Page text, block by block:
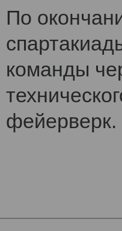
По
команды
фейерверк.